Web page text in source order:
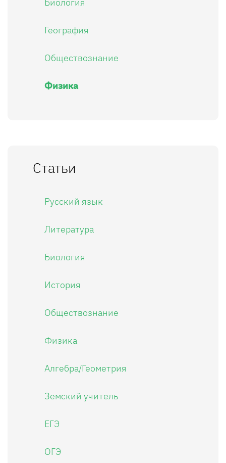
География
Обществознание
Физика
Статьи
Русский язык
Литература
Биология
История
Обществознание
Физика
Алгебра/Геометрия
Земский учитель
ЕГЭ
ОГЭ